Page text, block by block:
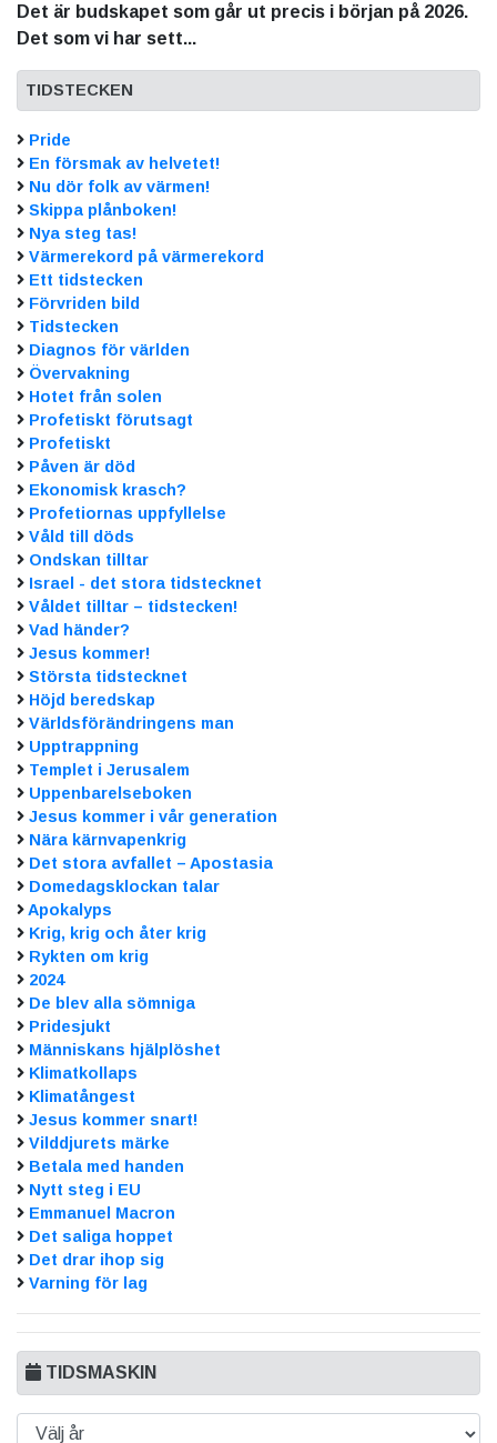
Det är budskapet som går ut precis i början på 2026.
Det som vi har sett...
TIDSTECKEN
Pride
En försmak av helvetet!
Nu dör folk av värmen!
Skippa plånboken!
Nya steg tas!
Värmerekord på värmerekord
Ett tidstecken
Förvriden bild
Tidstecken
Diagnos för världen
Övervakning
Hotet från solen
Profetiskt förutsagt
Profetiskt
Påven är död
Ekonomisk krasch?
Profetiornas uppfyllelse
Våld till döds
Ondskan tilltar
Israel - det stora tidstecknet
Våldet tilltar – tidstecken!
Vad händer?
Jesus kommer!
Största tidstecknet
Höjd beredskap
Världsförändringens man
Upptrappning
Templet i Jerusalem
Uppenbarelseboken
Jesus kommer i vår generation
Nära kärnvapenkrig
Det stora avfallet – Apostasia
Domedagsklockan talar
Apokalyps
Krig, krig och åter krig
Rykten om krig
2024
De blev alla sömniga
Pridesjukt
Människans hjälplöshet
Klimatkollaps
Klimatångest
Jesus kommer snart!
Vilddjurets märke
Betala med handen
Nytt steg i EU
Emmanuel Macron
Det saliga hoppet
Det drar ihop sig
Varning för lag
TIDSMASKIN